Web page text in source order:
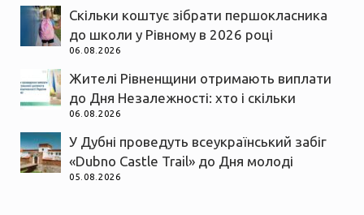
Скільки коштує зібрати першокласника
до школи у Рівному в 2026 році
06.08.2026
Жителі Рівненщини отримають виплати
до Дня Незалежності: хто і скільки
06.08.2026
У Дубні проведуть всеукраїнський забіг
«Dubno Castle Trail» до Дня молоді
05.08.2026